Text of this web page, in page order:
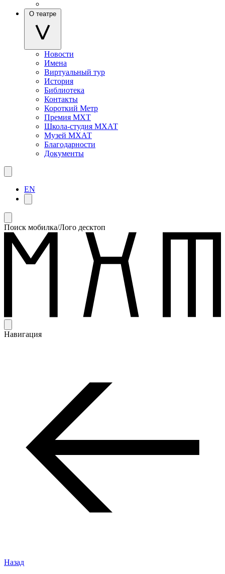
О театре
Новости
Имена
Виртуальный тур
История
Библиотека
Контакты
Короткий Метр
Премия МХТ
Школа-студия МХАТ
Музей МХАТ
Благодарности
Документы
EN
Поиск мобилка/Лого десктоп
Навигация
Назад